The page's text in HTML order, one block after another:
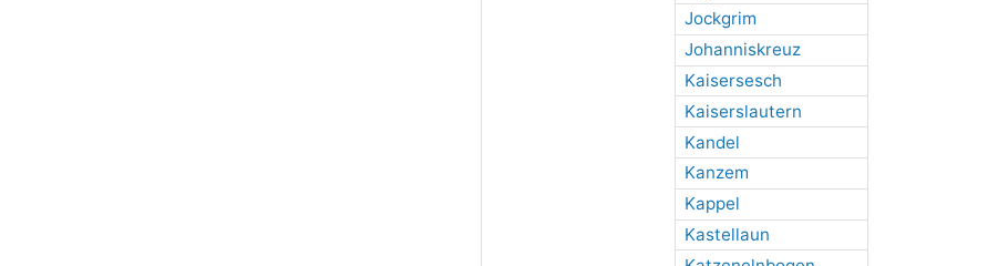
Jockgrim
Johanniskreuz
Kaisersesch
Kaiserslautern
Kandel
Kanzem
Kappel
Kastellaun